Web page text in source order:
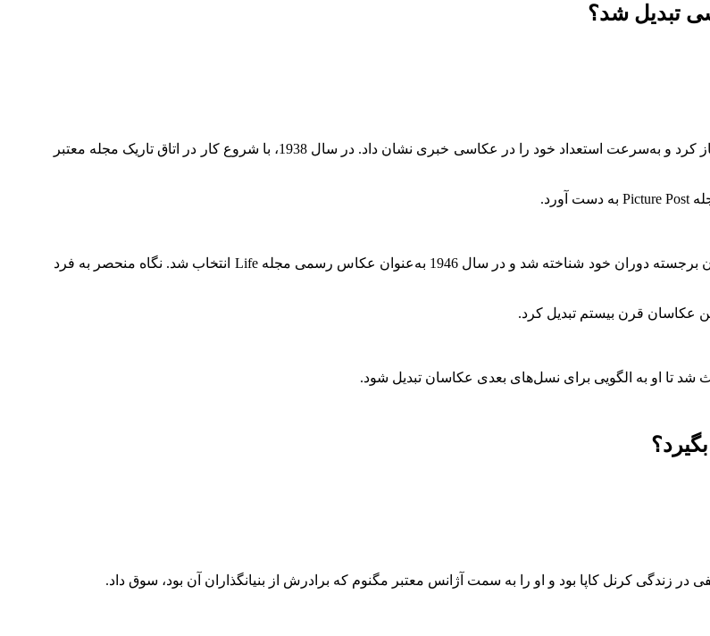
تبدیل شد؟
کرنل کاپا مسیر حرفه‌ای خود را با پیوستن به آژانس عکس Pix در نیویورک آغاز کرد و به‌سرعت استعداد خود را در عکاسی خبری نشان داد. در سال 1938، با شروع کار در اتاق تاریک مجله معتبر
پس از یک دوره خدمت در نیروی هوایی ایالات متحده، به‌عنوان یکی از عکاسان برجسته دوران خود شناخته شد و در سال 1946 به‌عنوان عکاس رسمی مجله Life انتخاب شد. نگاه منحصر به فرد
عکاسان قرن بیستم تبدیل کرد.
تا او به الگویی برای نسل‌های بعدی عکاسان تبدیل شود.